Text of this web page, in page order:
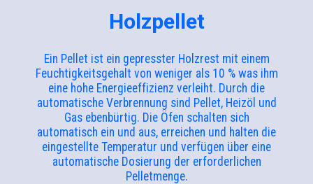
Holzpellet
Ein Pellet ist ein gepresster Holzrest mit einem
Feuchtigkeitsgehalt von weniger als 10 % was ihm
eine hohe Energieeffizienz verleiht. Durch die
automatische Verbrennung sind Pellet, Heizöl und
Gas ebenbürtig. Die Öfen schalten sich
automatisch ein und aus, erreichen und halten die
eingestellte Temperatur und verfügen über eine
automatische Dosierung der erforderlichen
Pelletmenge.